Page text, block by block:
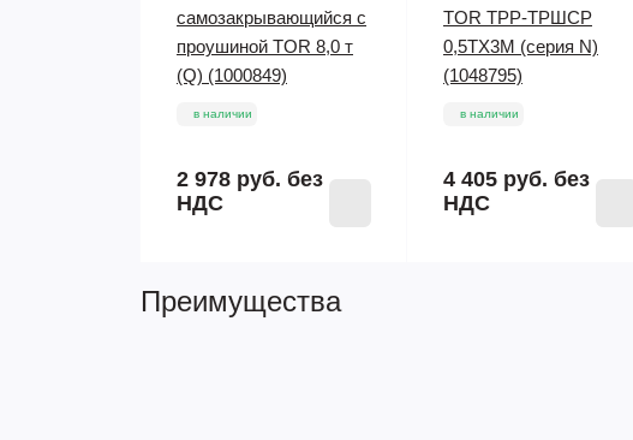
самозакрывающийся с
проушиной TOR 8,0 т
(Q) (1000849)
в наличии
2 978 руб. без
НДС
TOR ТРР-ТРШСР
0,5ТХ3М (серия N)
(1048795)
в наличии
4 405 руб. без
НДС
Преимущества